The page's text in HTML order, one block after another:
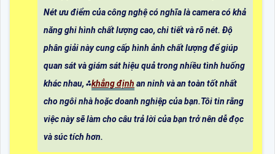
Nét ưu điểm của công nghệ có nghĩa là camera có khả
năng ghi hình chất lượng cao, chi tiết và rõ nét. Độ
phân giải này cung cấp hình ảnh chất lượng để giúp
quan sát và giám sát hiệu quả trong nhiều tình huống
khác nhau, ⁂khẳng định an ninh và an toàn tốt nhất
cho ngôi nhà hoặc doanh nghiệp của bạn.Tôi tin rằng
việc này sẽ làm cho câu trả lời của bạn trở nên dễ đọc
và súc tích hơn.